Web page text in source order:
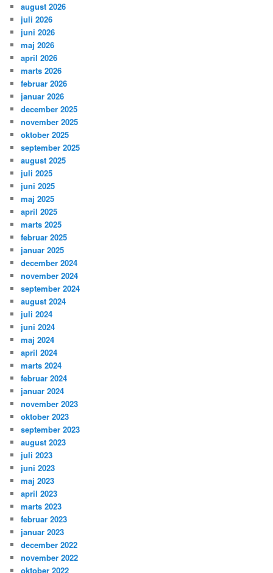
august 2026
juli 2026
juni 2026
maj 2026
april 2026
marts 2026
februar 2026
januar 2026
december 2025
november 2025
oktober 2025
september 2025
august 2025
juli 2025
juni 2025
maj 2025
april 2025
marts 2025
februar 2025
januar 2025
december 2024
november 2024
september 2024
august 2024
juli 2024
juni 2024
maj 2024
april 2024
marts 2024
februar 2024
januar 2024
november 2023
oktober 2023
september 2023
august 2023
juli 2023
juni 2023
maj 2023
april 2023
marts 2023
februar 2023
januar 2023
december 2022
november 2022
oktober 2022